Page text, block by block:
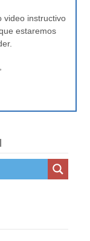
video instructivo
estaremos